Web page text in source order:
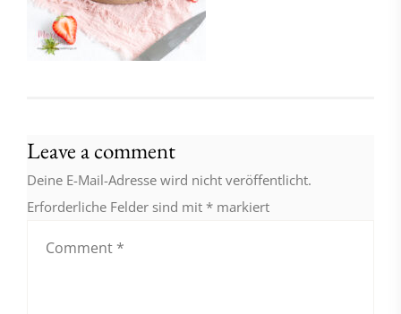
Leave a comment
Deine E-Mail-Adresse wird nicht veröffentlicht.
Erforderliche Felder sind mit * markiert